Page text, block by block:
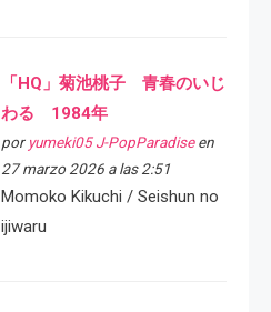
「HQ」菊池桃子 青春のいじ
わる 1984年
por yumeki05 J-PopParadiseen
27 marzo 2026 a las 2:51
Momoko Kikuchi / Seishun no
ijiwaru